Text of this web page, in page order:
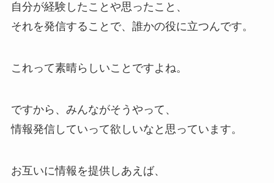
自分が経験したことや思ったこと、
それを発信することで、誰かの役に立つんです。
これって素晴らしいことですよね。
ですから、みんながそうやって、
情報発信していって欲しいなと思っています。
お互いに情報を提供しあえば、